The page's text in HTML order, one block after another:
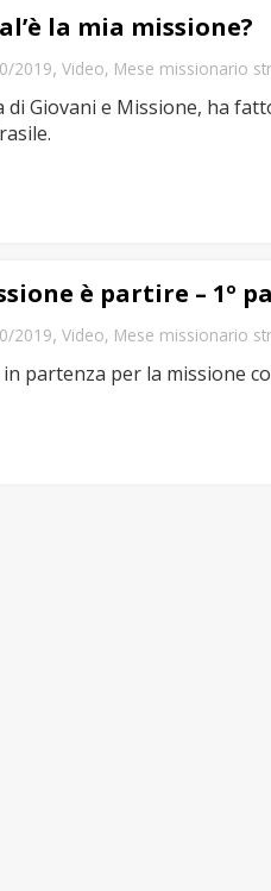
la mia missione?
2019, Video, Mese missionario
di Giovani e Missione, ha
è partire – 1º
2019, Video, Mese missionario
partenza per la missione